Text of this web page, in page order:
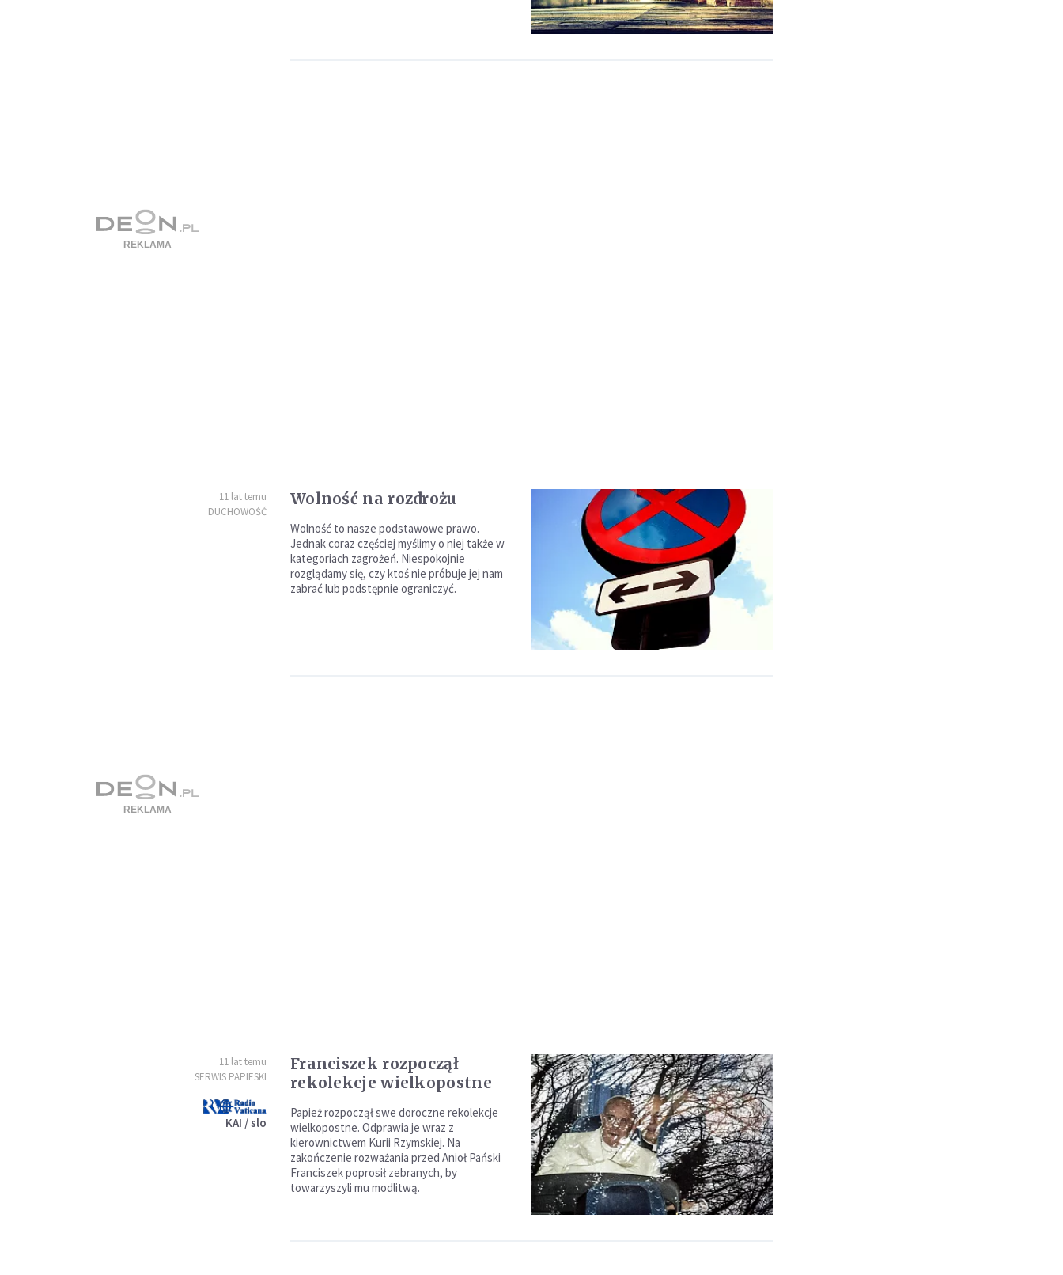
11 lat temu
DUCHOWOŚĆ
Wolność na rozdrożu
Wolność to nasze podstawowe prawo.
Jednak coraz częściej myślimy o niej także w
kategoriach zagrożeń. Niespokojnie
rozglądamy się, czy ktoś nie próbuje jej nam
zabrać lub podstępnie ograniczyć.
11 lat temu
SERWIS PAPIESKI
KAI / slo
Franciszek rozpoczął
rekolekcje wielkopostne
Papież rozpoczął swe doroczne rekolekcje
wielkopostne. Odprawia je wraz z
kierownictwem Kurii Rzymskiej. Na
zakończenie rozważania przed Anioł Pański
Franciszek poprosił zebranych, by
towarzyszyli mu modlitwą.